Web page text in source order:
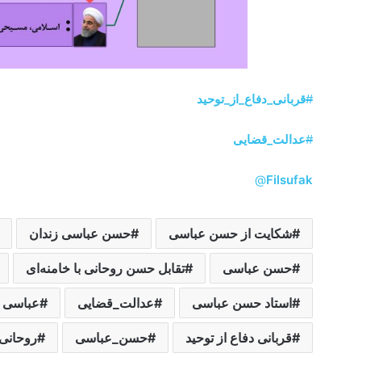
#قربانی_دفاع_از_توحید
#عدالت_قضایی
@Filsufak
شکایت از حسن عباسی حسن عباسی زندان
حسن عباسی تقابل حسن روحانی با خامنه‌ای
استاد حسن عباسی عدالت_قضایی عباسی
قربانی دفاع از توحید حسن_عباسی‌ روحانی